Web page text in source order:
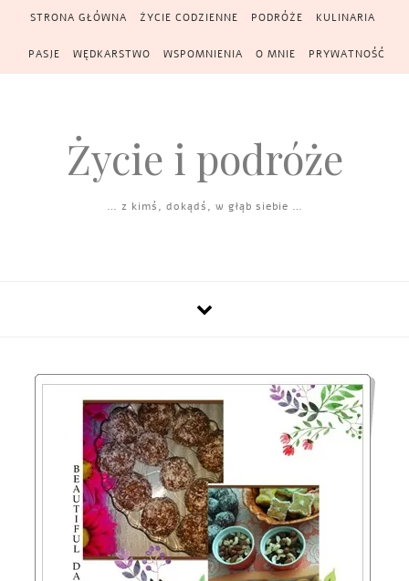
Skip to content
STRONA GŁÓWNA ŻYCIE CODZIENNE PODRÓŻE KULINARIA
PASJE WĘDKARSTWO WSPOMNIENIA O MNIE PRYWATNOŚĆ
Życie i podróże
… z kimś, dokądś, w głąb siebie …